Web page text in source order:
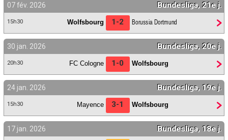
07 fév. 2026 Bundesliga, 21e j.
15h30 Wolfsbourg 1-2 Borussia Dortmund
30 jan. 2026 Bundesliga, 20e j.
20h30 FC Cologne 1-0 Wolfsbourg
24 jan. 2026 Bundesliga, 19e j.
15h30 Mayence 3-1 Wolfsbourg
17 jan. 2026 Bundesliga, 18e j.